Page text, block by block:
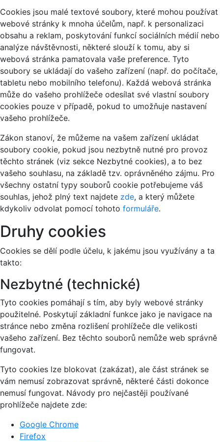
Cookies jsou malé textové soubory, které mohou používat
webové stránky k mnoha účelům, např. k personalizaci
obsahu a reklam, poskytování funkcí sociálních médií nebo
analýze návštěvnosti, některé slouží k tomu, aby si
webová stránka pamatovala vaše preference. Tyto
soubory se ukládají do vašeho zařízení (např. do počítače,
tabletu nebo mobilního telefonu). Každá webová stránka
může do vašeho prohlížeče odesílat své vlastní soubory
cookies pouze v případě, pokud to umožňuje nastavení
vašeho prohlížeče.
Zákon stanoví, že můžeme na vašem zařízení ukládat
soubory cookie, pokud jsou nezbytně nutné pro provoz
těchto stránek (viz sekce Nezbytné cookies), a to bez
vašeho souhlasu, na základě tzv. oprávněného zájmu. Pro
všechny ostatní typy souborů cookie potřebujeme váš
souhlas, jehož plný text najdete zde, a který můžete
kdykoliv odvolat pomocí tohoto formuláře.
Druhy cookies
Cookies se dělí podle účelu, k jakému jsou využívány a ta
takto:
Nezbytné (technické)
Tyto cookies pomáhají s tím, aby byly webové stránky
použitelné. Poskytují základní funkce jako je navigace na
stránce nebo změna rozlišení prohlížeče dle velikosti
vašeho zařízení. Bez těchto souborů nemůže web správně
fungovat.
Tyto cookies lze blokovat (zakázat), ale část stránek se
vám nemusí zobrazovat správně, některé části dokonce
nemusí fungovat. Návody pro nejčastěji používané
prohlížeče najdete zde:
Google Chrome
Firefox